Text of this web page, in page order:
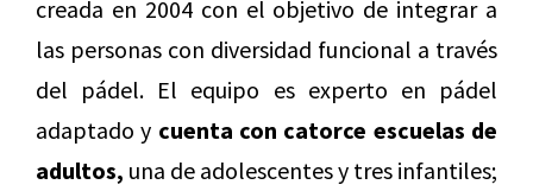
creada en 2004 con el objetivo de integrar a
las personas con diversidad funcional a través
del pádel. El equipo es experto en pádel
adaptado y cuenta con catorce escuelas de
adultos, una de adolescentes y tres infantiles;